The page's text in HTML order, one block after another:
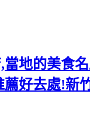
地的美食
好去處!新